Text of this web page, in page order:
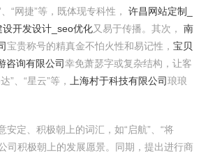
“网捷”等，既体现专科性， 许昌网站定制_
开发设计_seo优化又易于传播。其次， 南
宝贵称号的精真金不怕火性和易记性， 宝贝
咨询有限公司幸免萧瑟字或复杂结构，让客
”、“星云”等，
上海村于科技有限公司琅琅
安定、积极朝上的词汇，如“启航”、“将
司积极朝上的发展愿景。同期，提出进行商